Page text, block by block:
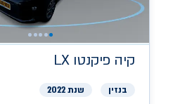
קיה פיקנטו LX
בנזין שנת 2022